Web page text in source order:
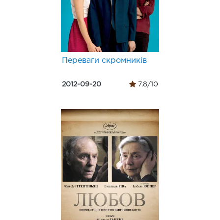
Переваги скромників
2012-09-20 7.8/10